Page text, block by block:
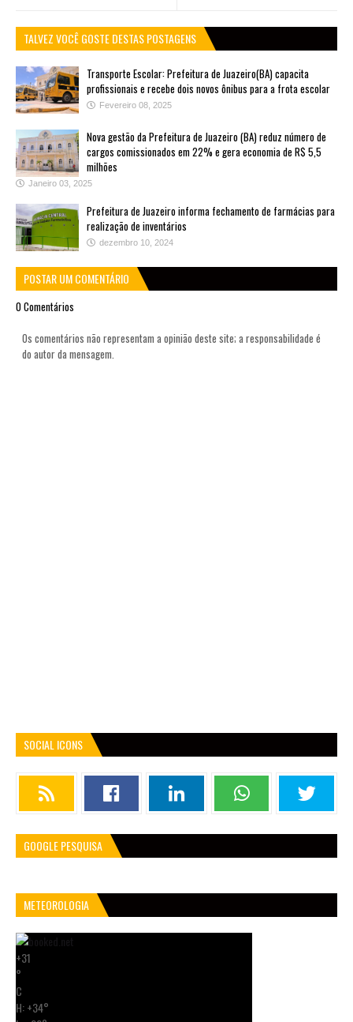
TALVEZ VOCÊ GOSTE DESTAS POSTAGENS
Transporte Escolar: Prefeitura de Juazeiro(BA) capacita
profissionais e recebe dois novos ônibus para a frota escolar
Fevereiro 08, 2025
Nova gestão da Prefeitura de Juazeiro (BA) reduz número de
cargos comissionados em 22% e gera economia de R$ 5,5
milhões
Janeiro 03, 2025
Prefeitura de Juazeiro informa fechamento de farmácias para
realização de inventários
dezembro 10, 2024
POSTAR UM COMENTÁRIO
0 Comentários
Os comentários não representam a opinião deste site; a responsabilidade é
do autor da mensagem.
SOCIAL ICONS
GOOGLE PESQUISA
METEOROLOGIA
+31
°
C
H:+34°